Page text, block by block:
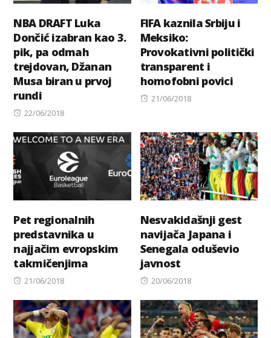
NBA DRAFT Luka
Dončić izabran kao 3.
pik, pa odmah
trejdovan, Džanan
Musa biran u prvoj
rundi
Posted
22/06/2018
FIFA kaznila Srbiju i
Meksiko:
Provokativni politički
transparent i
homofobni povici
Posted
21/06/2018
Pet regionalnih
predstavnika u
najjačim evropskim
takmičenjima
Posted
21/06/2018
Nesvakidašnji gest
navijača Japana i
Senegala oduševio
javnost
Posted
20/06/2018